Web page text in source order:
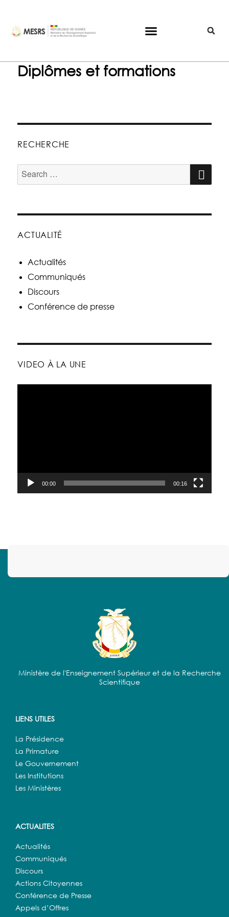
Diplômes et formations
RECHERCHE
ACTUALITÉ
Actualités
Communiqués
Discours
Conférence de presse
VIDEO À LA UNE
00:00 00:16
Ministère de l'Enseignement Supérieur et de la Recherche
Scientifique
LIENS UTILES
La Présidence
La Primature
Le Gouvernement
Les Institutions
Les Ministères
ACTUALITES
Actualités
Communiqués
Discours
Actions Citoyennes
Conférence de Presse
Appels d’Offres